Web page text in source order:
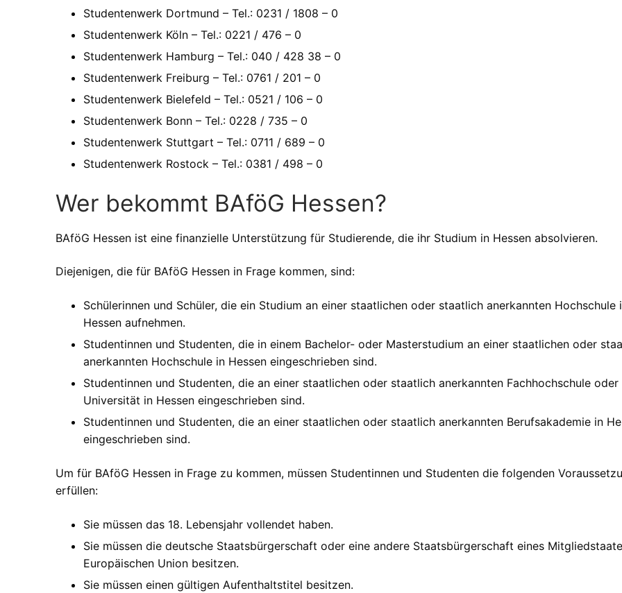
Studentenwerk Dortmund – Tel.: 0231 / 1808 – 0
Studentenwerk Köln – Tel.: 0221 / 476 – 0
Studentenwerk Hamburg – Tel.: 040 / 428 38 – 0
Studentenwerk Freiburg – Tel.: 0761 / 201 – 0
Studentenwerk Bielefeld – Tel.: 0521 / 106 – 0
Studentenwerk Bonn – Tel.: 0228 / 735 – 0
Studentenwerk Stuttgart – Tel.: 0711 / 689 – 0
Studentenwerk Rostock – Tel.: 0381 / 498 – 0
Wer bekommt BAföG Hessen?
BAföG Hessen ist eine finanzielle Unterstützung für Studierende, die ihr Studium in Hessen absolvieren.
Diejenigen, die für BAföG Hessen in Frage kommen, sind:
Schülerinnen und Schüler, die ein Studium an einer staatlichen oder staatlich anerkannten Hochschule
Hessen aufnehmen.
Studentinnen und Studenten, die in einem Bachelor- oder Masterstudium an einer staatlichen oder
anerkannten Hochschule in Hessen eingeschrieben sind.
Studentinnen und Studenten, die an einer staatlichen oder staatlich anerkannten Fachhochschule oder
Universität in Hessen eingeschrieben sind.
Studentinnen und Studenten, die an einer staatlichen oder staatlich anerkannten Berufsakademie in
eingeschrieben sind.
Um für BAföG Hessen in Frage zu kommen, müssen Studentinnen und Studenten die folgenden
erfüllen:
Sie müssen das 18. Lebensjahr vollendet haben.
Sie müssen die deutsche Staatsbürgerschaft oder eine andere Staatsbürgerschaft eines
Europäischen Union besitzen.
Sie müssen einen gültigen Aufenthaltstitel besitzen.